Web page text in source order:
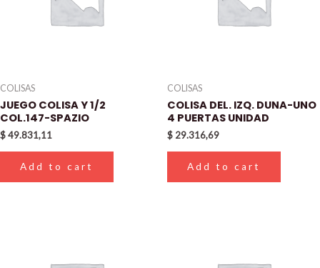
COLISAS
JUEGO COLISA Y 1/2
COL.147-SPAZIO
$49.831,11
Add to cart
COLISAS
COLISA DEL. IZQ. DUNA-UNO
4 PUERTAS UNIDAD
$ 29.316,69
Add to cart